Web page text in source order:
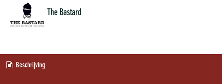
The Bastard
Beschrijving